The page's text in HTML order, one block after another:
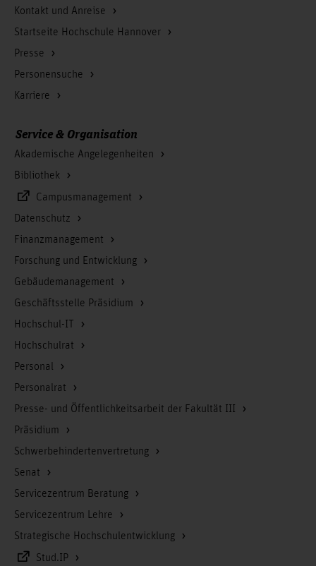
Kontakt und Anreise
Startseite Hochschule Hannover
Presse
Personensuche
Karriere
Service & Organisation
Akademische Angelegenheiten
Bibliothek
Campusmanagement
Datenschutz
Finanzmanagement
Forschung und Entwicklung
Gebäudemanagement
Geschäftsstelle Präsidium
Hochschul-IT
Hochschulrat
Personal
Personalrat
Presse- und Öffentlichkeitsarbeit der Fakultät III
Präsidium
Schwerbehindertenvertretung
Senat
Servicezentrum Beratung
Servicezentrum Lehre
Strategische Hochschulentwicklung
Stud.IP